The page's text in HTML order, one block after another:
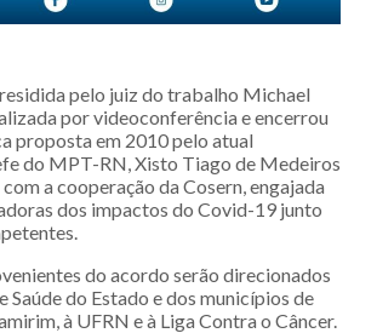
pelo juiz do trabalho Michael
por videoconferência e encerrou
proposta em 2010 pelo atual
do MPT-RN, Xisto Tiago de Medeiros
a cooperação da Cosern, engajada
dos impactos do Covid-19 junto
do acordo serão direcionados
Saúde do Estado e dos municípios de
à UFRN e à Liga Contra o Câncer.